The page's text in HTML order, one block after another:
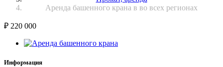
Аренда башенного крана в во всех регионах
₽ 220 000
Информация